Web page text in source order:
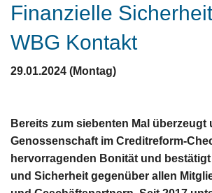
Mitglieder & Mieter
Service
Über uns
Finanzielle
WBG Kontakt
29.01.2024 (Montag)
Bereits zum siebenten Mal überzeugt
Genossenschaft im Creditreform-
hervorragenden Bonität und
und Sicherheit gegenüber allen